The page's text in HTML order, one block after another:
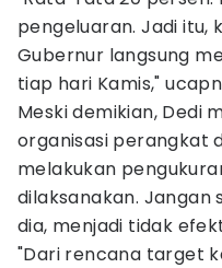
pengeluaran. Jadi itu,
Gubernur langsung
tiap hari Kamis,"
Meski demikian, Dedi
organisasi perangkat
melakukan
dilaksanakan. Jangan
dia, menjadi tidak
"Dari rencana target